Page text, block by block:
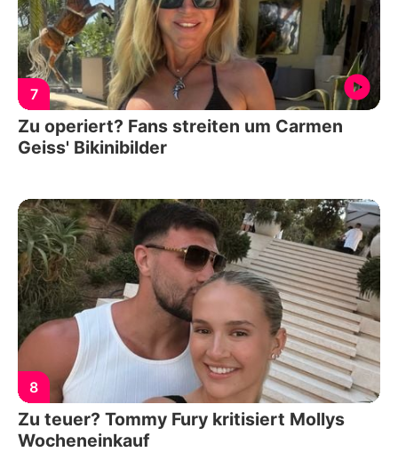
7
Zu operiert? Fans streiten um Carmen
Geiss' Bikinibilder
8
Zu teuer? Tommy Fury kritisiert Mollys
Wocheneinkauf